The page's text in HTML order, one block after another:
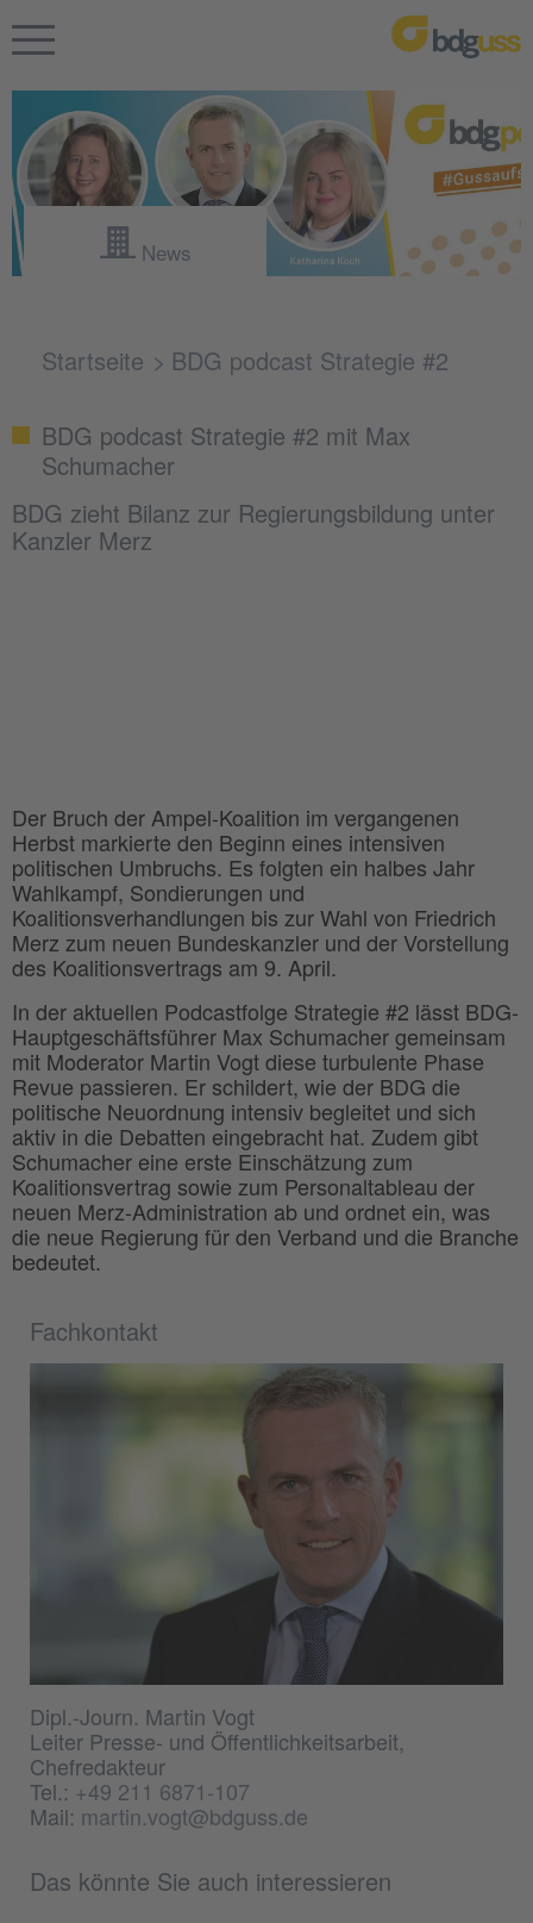
News
Startseite BDG podcast Strategie #2
Fachkontakt
Dipl.-Journ. Martin Vogt
Leiter Presse- und Öffentlichkeitsarbeit,
Chefredakteur
Tel.: +49 211 6871-107
Mail: martin.vogt@bdguss.de
Das könnte Sie auch interessieren
BDG podcast Strategie #2 mit Max
Schumacher
BDG zieht Bilanz zur Regierungsbildung unter
Kanzler Merz
Der Bruch der Ampel-Koalition im vergangenen
Herbst markierte den Beginn eines intensiven
politischen Umbruchs. Es folgten ein halbes Jahr
Wahlkampf, Sondierungen und
Koalitionsverhandlungen bis zur Wahl von Friedrich
Merz zum neuen Bundeskanzler und der Vorstellung
des Koalitionsvertrags am 9. April.
In der aktuellen Podcastfolge Strategie #2 lässt BDG-
Hauptgeschäftsführer Max Schumacher gemeinsam
mit Moderator Martin Vogt diese turbulente Phase
Revue passieren. Er schildert, wie der BDG die
politische Neuordnung intensiv begleitet und sich
aktiv in die Debatten eingebracht hat. Zudem gibt
Schumacher eine erste Einschätzung zum
Koalitionsvertrag sowie zum Personaltableau der
neuen Merz-Administration ab und ordnet ein, was
die neue Regierung für den Verband und die Branche
bedeutet.